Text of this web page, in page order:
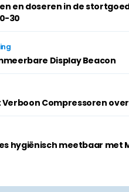
en doseren in de
30
Display Beacon
Compressoren over
hygiënisch meetbaar met